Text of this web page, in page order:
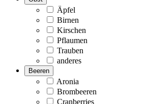
Äpfel
Birnen
Kirschen
Pflaumen
Trauben
anderes
Beeren
Aronia
Brombeeren
Cranberries